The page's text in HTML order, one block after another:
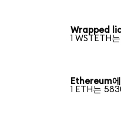
Wrapped
1 WSTETH
Ethereum
1 ETH는